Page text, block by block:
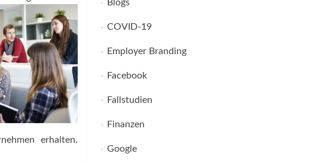
erhalten.
Blogs
COVID-19
Employer Branding
Facebook
Fallstudien
Finanzen
Google